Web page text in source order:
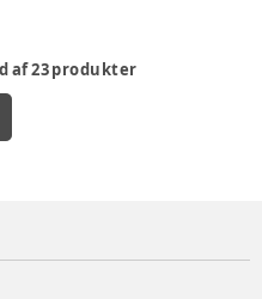
af23produkter